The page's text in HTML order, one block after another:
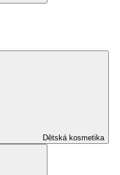
Dětská kosmetika